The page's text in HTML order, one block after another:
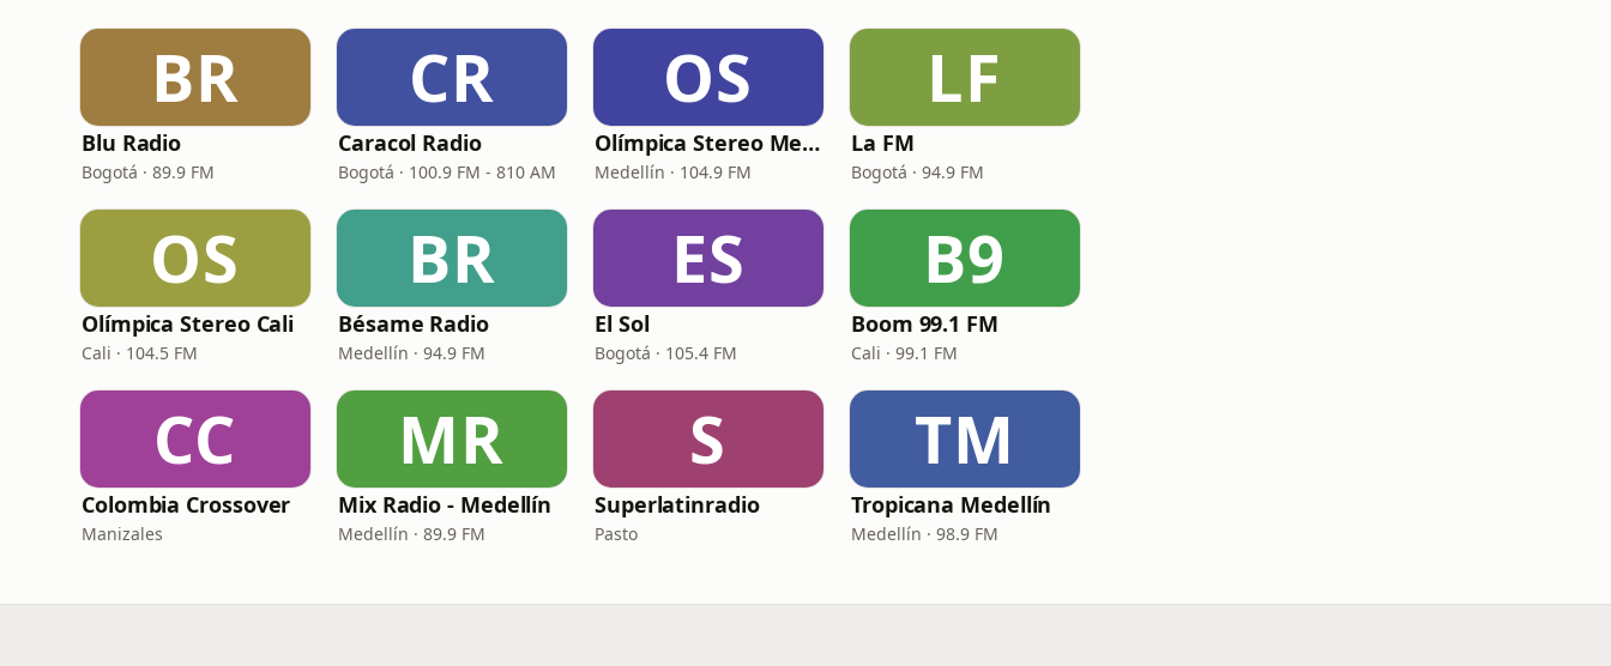
BR
Blu Radio
Bogotá · 89.9 FM
CR
Caracol Radio
Bogotá · 100.9 FM - 810 AM
OS
Olímpica Stereo Medellín
Medellín · 104.9 FM
LF
La FM
Bogotá · 94.9 FM
OS
Olímpica Stereo Cali
Cali · 104.5 FM
BR
Bésame Radio
Medellín · 94.9 FM
ES
El Sol
Bogotá · 105.4 FM
B9
Boom 99.1 FM
Cali · 99.1 FM
CC
Colombia Crossover
Manizales
MR
Mix Radio - Medellín
Medellín · 89.9 FM
S
Superlatinradio
Pasto
TM
Tropicana Medellín
Medellín · 98.9 FM